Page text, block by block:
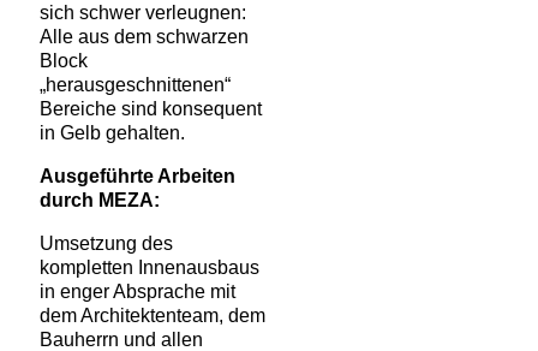
sich schwer verleugnen:
Alle aus dem schwarzen
Block
„herausgeschnittenen“
Bereiche sind konsequent
in Gelb gehalten.
Ausgeführte Arbeiten
durch MEZA:
Umsetzung des
kompletten Innenausbaus
in enger Absprache mit
dem Architektenteam, dem
Bauherrn und allen